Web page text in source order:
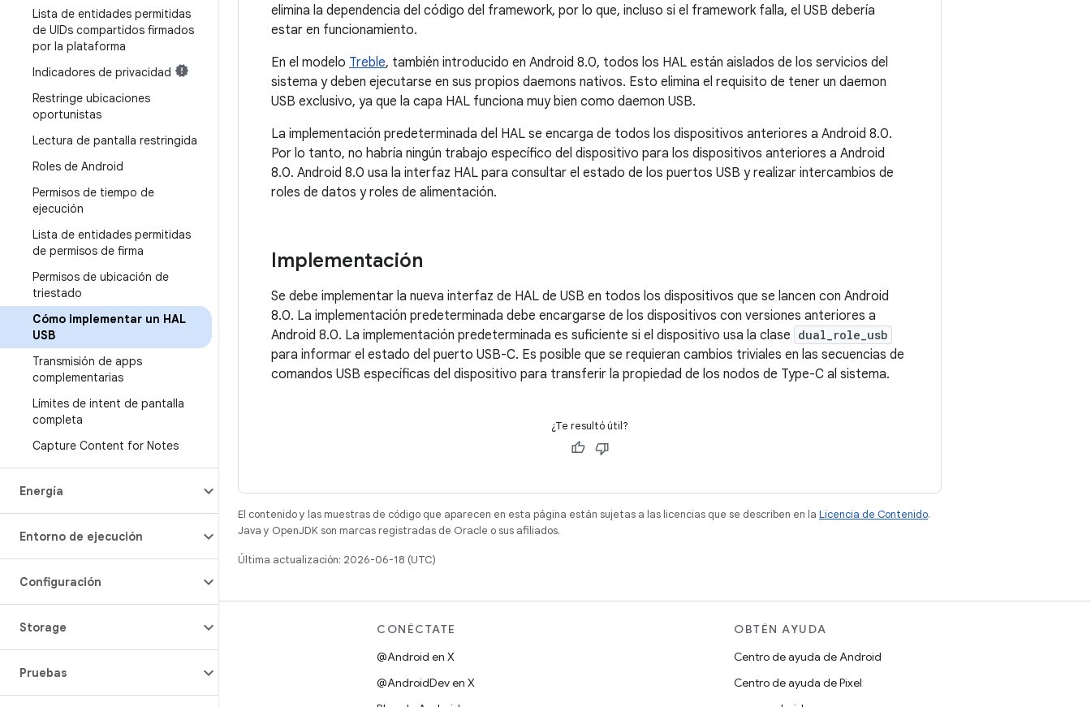
Lista de entidades permitidas
de UIDs compartidos firmados
por la plataforma
Indicadores de privacidad
Restringe ubicaciones
oportunistas
Lectura de pantalla restringida
Roles de Android
Permisos de tiempo de
ejecución
Lista de entidades permitidas
de permisos de firma
Permisos de ubicación de
triestado
Cómo implementar un HAL
USB
Transmisión de apps
complementarias
Límites de intent de pantalla
completa
Capture Content for Notes
Energía
Entorno de ejecución
Configuración
Storage
Pruebas
elimina la dependencia del código del framework, por lo que, incluso si el framework falla, el USB debería
estar en funcionamiento.
En el modelo Treble, también introducido en Android 8.0, todos los HAL están aislados de los servicios del
sistema y deben ejecutarse en sus propios daemons nativos. Esto elimina el requisito de tener un daemon
USB exclusivo, ya que la capa HAL funciona muy bien como daemon USB.
La implementación predeterminada del HAL se encarga de todos los dispositivos anteriores a Android 8.0.
Por lo tanto, no habría ningún trabajo específico del dispositivo para los dispositivos anteriores a Android
8.0. Android 8.0 usa la interfaz HAL para consultar el estado de los puertos USB y realizar intercambios de
roles de datos y roles de alimentación.
Implementación
Se debe implementar la nueva interfaz de HAL de USB en todos los dispositivos que se lancen con Android
8.0. La implementación predeterminada debe encargarse de los dispositivos con versiones anteriores a
Android 8.0. La implementación predeterminada es suficiente si el dispositivo usa la clase dual_role_usb
para informar el estado del puerto USB-C. Es posible que se requieran cambios triviales en las secuencias de
comandos USB específicas del dispositivo para transferir la propiedad de los nodos de Type-C al sistema.
¿Te resultó útil?
El contenido y las muestras de código que aparecen en esta página están sujetas a las licencias que se describen en la Licencia de Contenido.
Java y OpenJDK son marcas registradas de Oracle o sus afiliados.
Última actualización: 2026-06-18 (UTC)
COMPILACIÓN
CONÉCTATE
@Android en X
@AndroidDev en X
OBTÉN AYUDA
Centro de ayuda de Android
Centro de ayuda de Pixel